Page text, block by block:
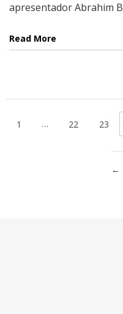
apresentador Abrahim
Read More
1 … 22 23
←